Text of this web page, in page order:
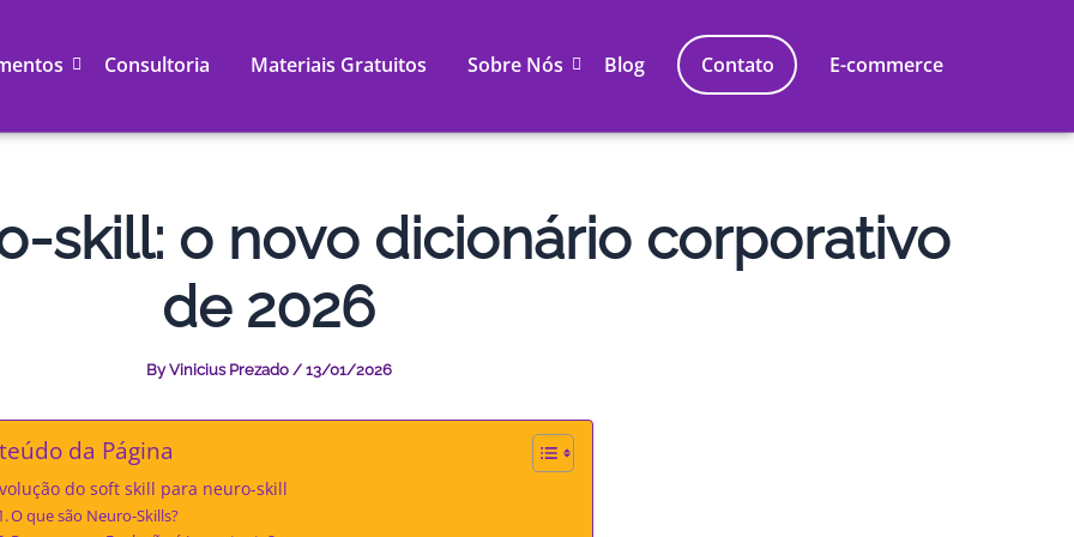
Consultoria Materiais Gratuitos Sobre Nós Blog Contato E-commerce
skill: o novo dicionário corporativo
de 2026
ByVinicius Prezado / 13/01/2026
da Página
do soft skill para neuro-skill
O que são Neuro-Skills?